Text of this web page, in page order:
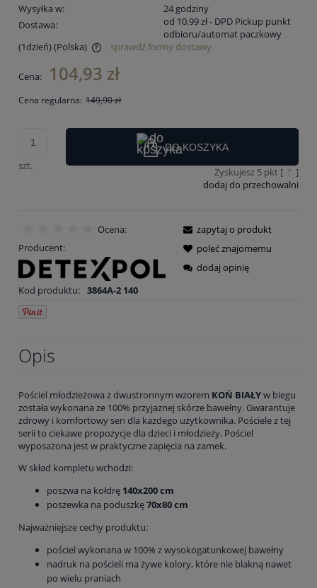
Wysyłka w:
24 godziny
Dostawa:
od 10,99 zł- DPD Pickup punkt
odbioru/automat paczkowy
(1dzień)(Polska)
sprawdź formy dostawy
Cena: 104,93 zł
Cena regularna: 149,90 zł
szt.
DO KOSZYKA
Zyskujesz 5pkt [ ? ]
dodaj do przechowalni
Ocena:
Producent:
Kod produktu: 3864A-2 140
zapytaj o produkt
poleć znajomemu
dodaj opinię
Opis
Pościel młodzieżowa z dwustronnym wzorem KOŃ BIAŁYw biegu
została wykonana ze 100% przyjaznej skórze bawełny. Gwarantuje
zdrowy i komfortowy sen dla każdego użytkownika. Pościele z tej
serii to ciekawe propozycje dla dzieci i młodzieży. Pościel
wyposażona jest w praktyczne zapięcia na zamek.
W skład kompletu wchodzi:
poszwa na kołdrę 140x200 cm
poszewka na poduszkę70x80 cm
Najważniejsze cechy produktu:
pościel wykonana w 100% z wysokogatunkowej bawełny
nadruk na pościeli ma żywe kolory, które nie blakną nawet
po wielu praniach